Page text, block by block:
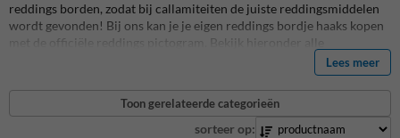
reddings borden, zodat bij callamiteiten de juiste reddingsmiddelen
wordt gevonden! Bij ons kan je je eigen reddings bordje haaks kopen
met de officiële reddings pictogram. Bekijk hieronder alle
reddingsborden voor BHV, bouw, magazijn of werkplaats. Deze
haakse reddings borden zijn geschikt voor muur, plafond of aan een
stelling te bevestigen. Bewerk ook eenvoudig zelf je haakse reddings
bord en voeg zelf teksten en de juiste veiligheidspictogrammen toe.
Lees meer
Toon gerelateerde categorieën
sorteer op: